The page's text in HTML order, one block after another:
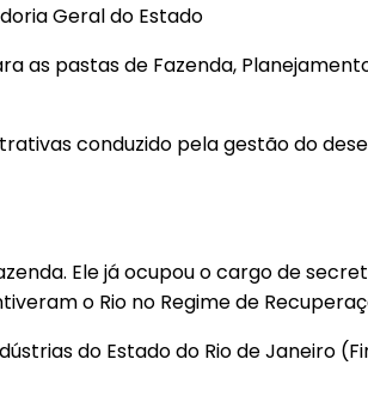
Geral do Estado
pastas de Fazenda,
conduzido pela gestão do
Ele já ocupou o cargo de
o Rio no Regime de
do Estado do Rio de Janeiro